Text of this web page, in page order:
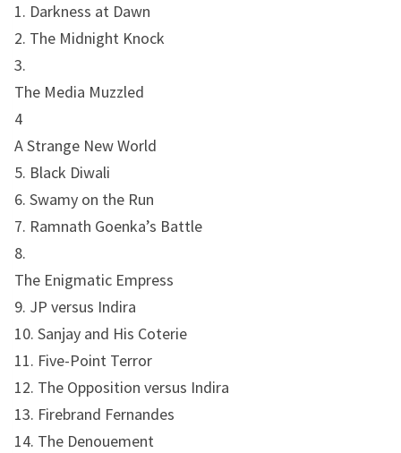
1. Darkness at Dawn
2. The Midnight Knock
3.
The Media Muzzled
4
A Strange New World
5. Black Diwali
6. Swamy on the Run
7. Ramnath Goenka’s Battle
8.
The Enigmatic Empress
9. JP versus Indira
10. Sanjay and His Coterie
11. Five-Point Terror
12. The Opposition versus Indira
13. Firebrand Fernandes
14. The Denouement